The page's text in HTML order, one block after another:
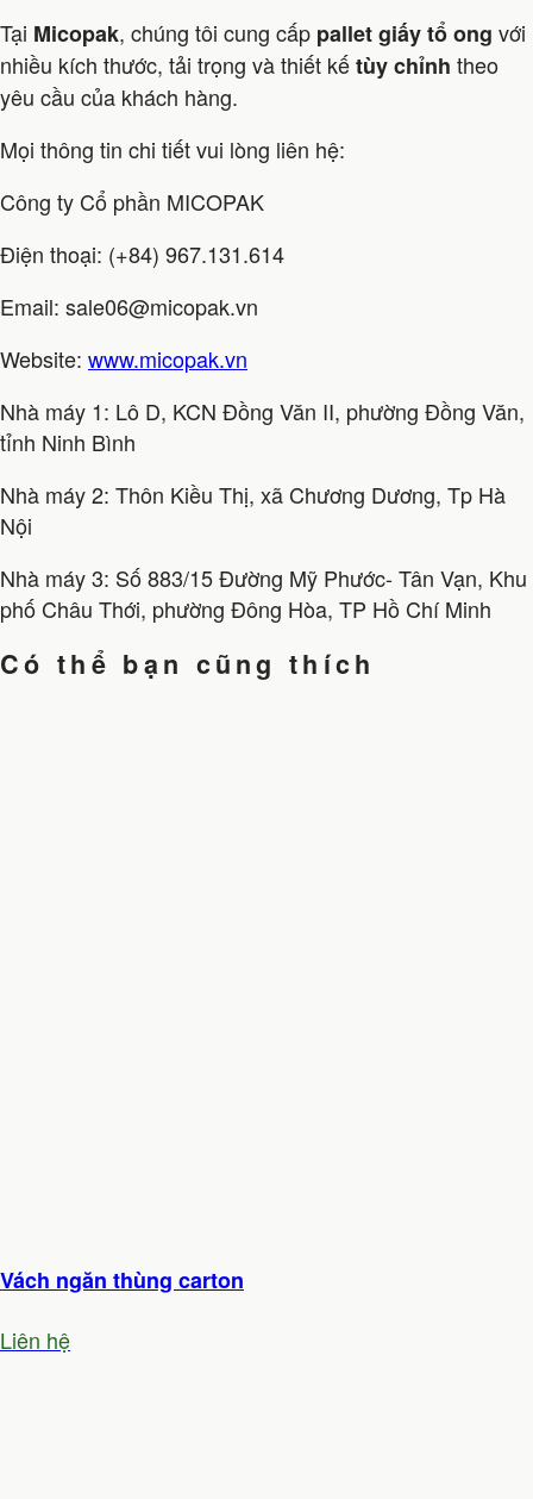
Tại Micopak, chúng tôi cung cấp pallet giấy tổ ong với
nhiều kích thước, tải trọng và thiết kếtùy chỉnh theo
yêu cầu của khách hàng.
Mọi thông tin chi tiết vui lòng liên hệ:
Công ty Cổ phần MICOPAK
Điện thoại: (+84) 967.131.614
Email: sale06@micopak.vn
Website: www.micopak.vn
Nhà máy 1: Lô D, KCN Đồng Văn II, phường Đồng Văn,
tỉnh Ninh Bình
Nhà máy 2: Thôn Kiều Thị, xã Chương Dương, Tp Hà
Nội
Nhà máy 3: Số 883/15 Đường Mỹ Phước- Tân Vạn, Khu
phố Châu Thới, phường Đông Hòa, TP Hồ Chí Minh
Có thể bạn cũng thích
Vách ngăn thùng carton
Liên hệ